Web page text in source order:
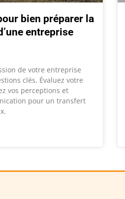
bien préparer la
entreprise
de votre entreprise
clés. Évaluez votre
vos perceptions et
pour un transfert